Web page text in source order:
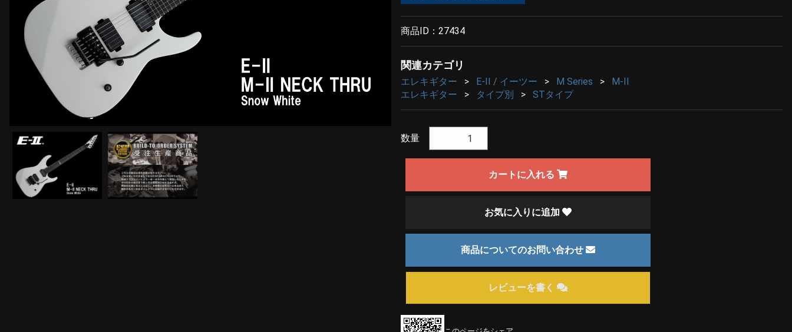
商品ID： 27434
関連カテゴリ
エレキギター E-II / イーツー M Series
M-II
エレキギター
タイプ別 STタイプ
数量
カートに入れる
お気に入りに追加
商品についてのお問い合わせ
レビューを書く